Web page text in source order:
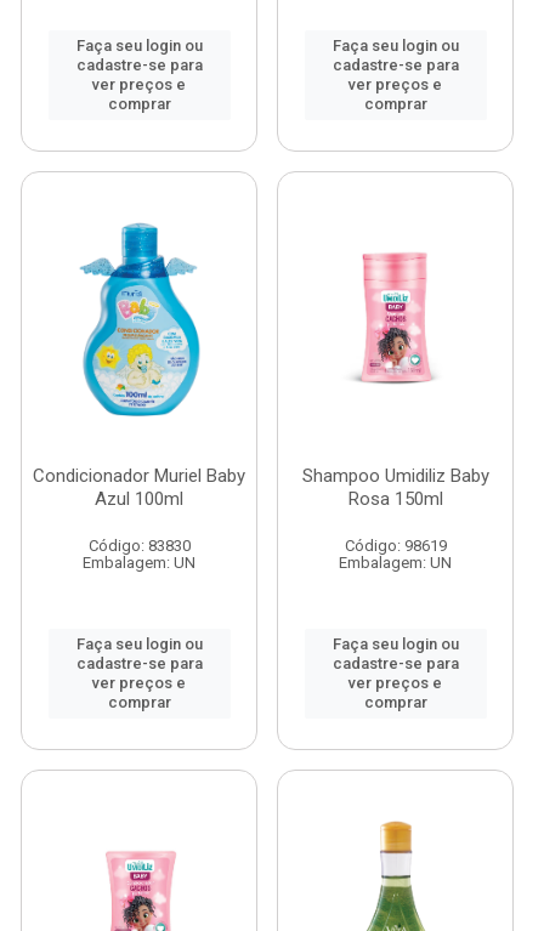
Faça seu login ou
cadastre-se para
ver preços e
comprar
Faça seu login ou
cadastre-se para
ver preços e
comprar
Condicionador Muriel Baby
Azul 100ml
Código: 83830
Embalagem: UN
Faça seu login ou
cadastre-se para
ver preços e
comprar
Shampoo Umidiliz Baby
Rosa 150ml
Código: 98619
Embalagem: UN
Faça seu login ou
cadastre-se para
ver preços e
comprar